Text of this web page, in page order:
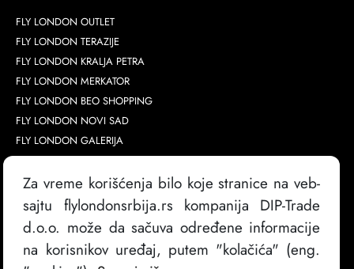
FLY LONDON OUTLET
FLY LONDON TERAZIJE
FLY LONDON KRALJA PETRA
FLY LONDON MERKATOR
FLY LONDON BEO SHOPPING
FLY LONDON NOVI SAD
FLY LONDON GALERIJA
FLY LONDON AVA
Za vreme korišćenja bilo koje stranice na veb-
sajtu flylondonsrbija.rs kompanija DIP-Trade
d.o.o. može da sačuva određene informacije
na korisnikov uređaj, putem "kolačića" (eng.